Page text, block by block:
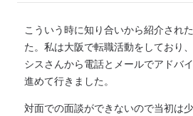
こういう時に知り合いから紹介され
た。私は大阪で転職活動をしており
シスさんから電話とメールでアドバ
進めて行きました。
対面での面談ができないので当初は